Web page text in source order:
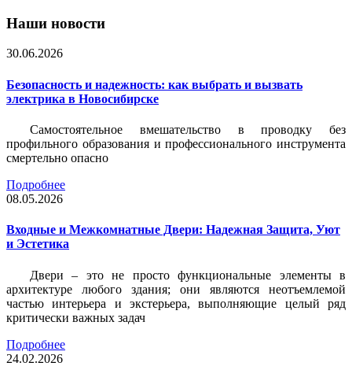
Наши новости
30.06.2026
Безопасность и надежность: как выбрать и вызвать
электрика в Новосибирске
Самостоятельное вмешательство в проводку без
профильного образования и профессионального инструмента
смертельно опасно
Подробнее
08.05.2026
Входные и Межкомнатные Двери: Надежная Защита, Уют
и Эстетика
Двери – это не просто функциональные элементы в
архитектуре любого здания; они являются неотъемлемой
частью интерьера и экстерьера, выполняющие целый ряд
критически важных задач
Подробнее
24.02.2026